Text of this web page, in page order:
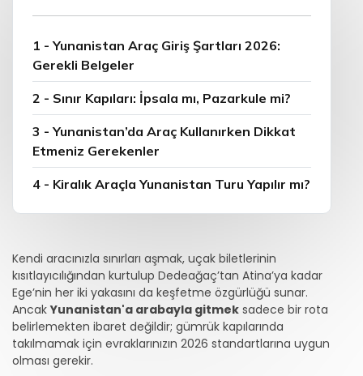
1 - Yunanistan Araç Giriş Şartları 2026:
Gerekli Belgeler
2 - Sınır Kapıları: İpsala mı, Pazarkule mi?
3 - Yunanistan’da Araç Kullanırken Dikkat
Etmeniz Gerekenler
4 - Kiralık Araçla Yunanistan Turu Yapılır mı?
Kendi aracınızla sınırları aşmak, uçak biletlerinin
kısıtlayıcılığından kurtulup Dedeağaç’tan Atina’ya kadar
Ege’nin her iki yakasını da keşfetme özgürlüğü sunar.
AncakYunanistan'a arabayla gitmek sadece bir rota
belirlemekten ibaret değildir; gümrük kapılarında
takılmamak için evraklarınızın 2026 standartlarına uygun
olması gerekir.